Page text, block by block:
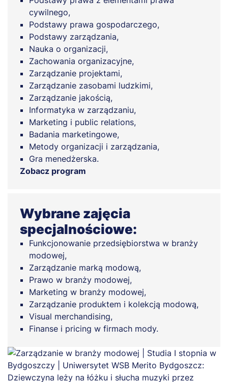
cywilnego,
Podstawy prawa gospodarczego,
Podstawy zarządzania,
Nauka o organizacji,
Zachowania organizacyjne,
Zarządzanie projektami,
Zarządzanie zasobami ludzkimi,
Zarządzanie jakością,
Informatyka w zarządzaniu,
Marketing i public relations,
Badania marketingowe,
Metody organizacji i zarządzania,
Gra menedżerska.
Zobacz program
Wybrane zajęcia
specjalnościowe:
Funkcjonowanie przedsiębiorstwa w branży
modowej,
Zarządzanie marką modową,
Prawo w branży modowej,
Marketing w branży modowej,
Zarządzanie produktem i kolekcją modową,
Visual merchandising,
Finanse i pricing w firmach mody.